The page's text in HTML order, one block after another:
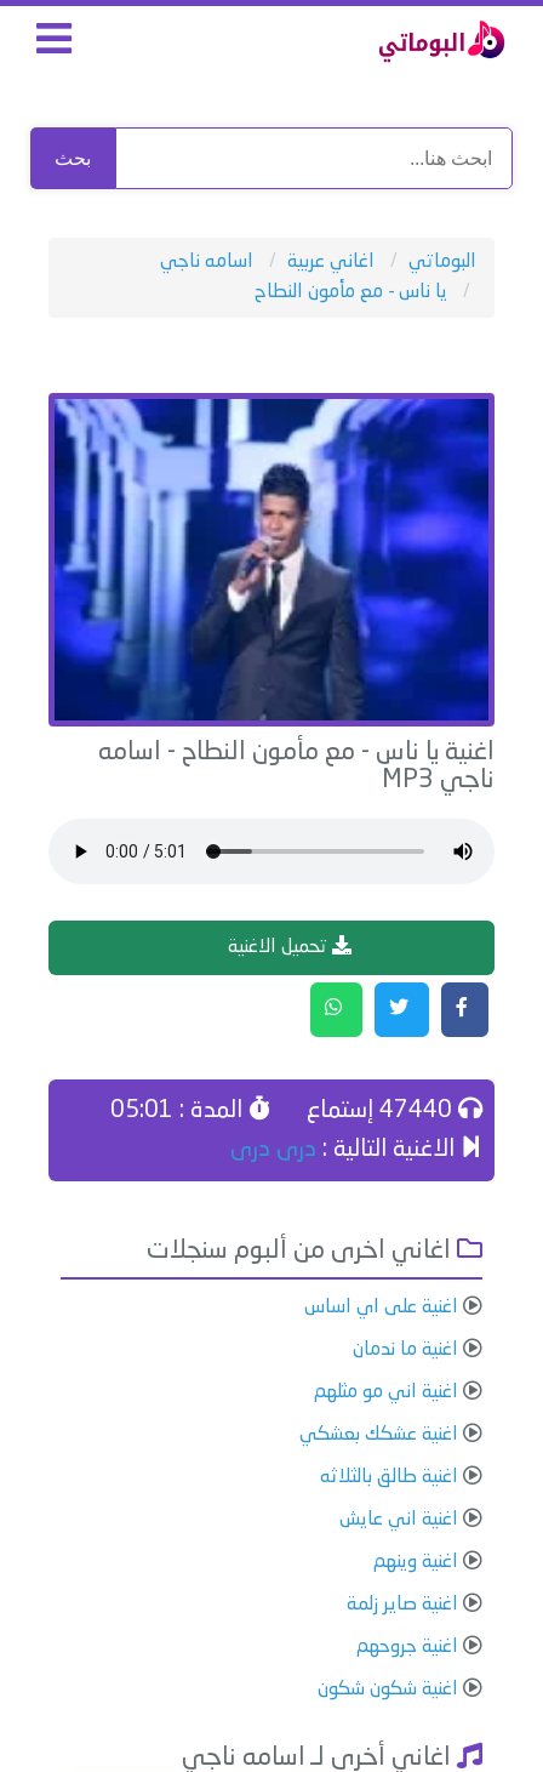
بحث
البوماتي اغاني عربية
اسامه ناجي
يا ناس - مع مأمون النطاح
اغنية يا ناس - مع مأمون النطاح -
اسامه
ناجي
تحميل الاغنية
المدة : 05:01
الاغنية التالية : درى درى
اغاني اخرى من ألبوم سنجلات
اغنية على اي اساس
اغنية ما ندمان
اغنية اني مو مثلهم
اغنية عشكك بعشكي
اغنية طالق بالثلاثه
اغنية اني عايش
اغنية وينهم
اغنية صاير زلمة
اغنية جروحهم
اغنية شكون شكون
اغاني أخرى لـ اسامه ناجي